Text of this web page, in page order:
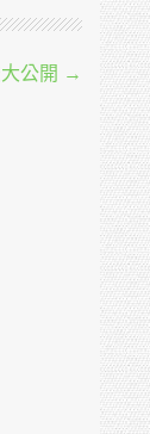
公開 →